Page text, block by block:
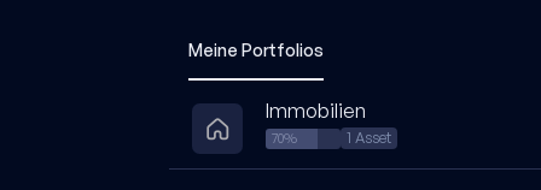
Meine Portfolios
Immobilien
70% 1 Asset